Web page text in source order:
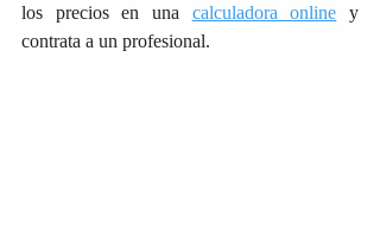
los precios en una calculadora online y
contrata a un profesional.